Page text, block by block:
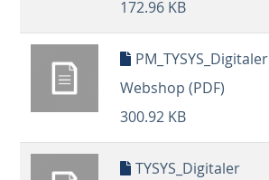
172.96 KB
PM_TYSYS_Digitaler
Webshop (PDF)
300.92 KB
TYSYS_Digitaler